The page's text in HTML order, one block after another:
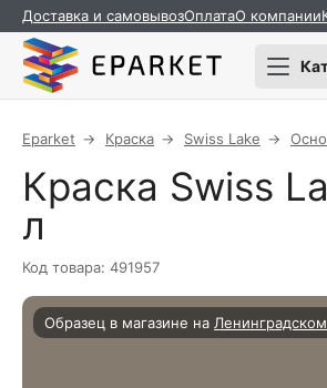
Доставка и самовывозОплатаО компании
Eparket Краска Swiss Lake
Краска Swiss
л
Код товара: 491957
Образец в магазине на